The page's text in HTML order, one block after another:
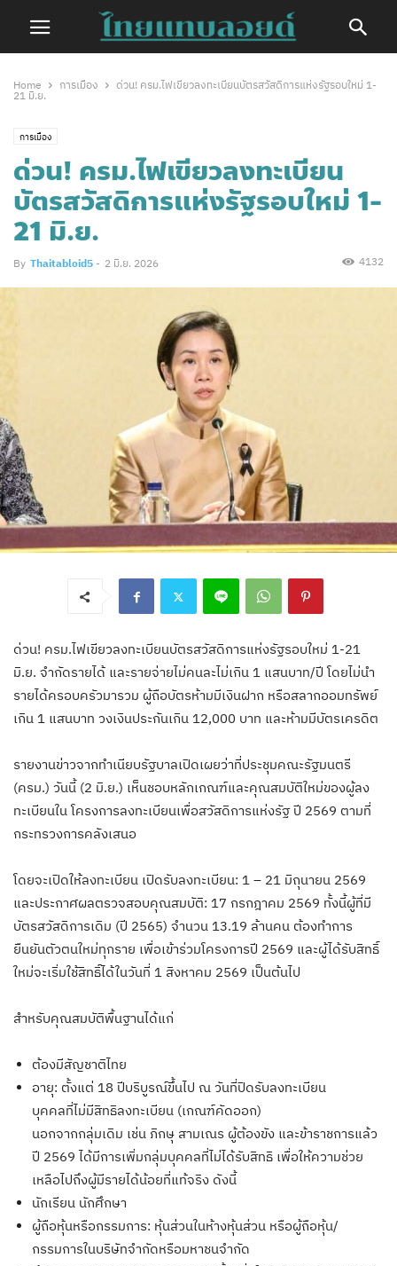
Home การเมือง
ด่วน! ครม.ไฟเขียวลงทะเบียนบัตรสวัสดิการแห่งรัฐรอบใหม่ 1-
21 มิ.ย.
การเมือง
ด่วน! ครม.ไฟเขียวลงทะเบียน
บัตรสวัสดิการแห่งรัฐรอบใหม่ 1-
21 มิ.ย.
By Thaitabloid5 - 2 มิ.ย. 2026 4132
ด่วน! ครม.ไฟเขียวลงทะเบียนบัตรสวัสดิการแห่งรัฐรอบใหม่ 1-21
มิ.ย. จำกัดรายได้ และรายจ่ายไม่คนละไม่เกิน 1 แสนบาท/ปี โดยไม่นำ
รายได้ครอบครัวมารวม ผู้ถือบัตรห้ามมีเงินฝาก หรือสลากออมทรัพย์
เกิน 1 แสนบาท วงเงินประกันเกิน 12,000 บาท และห้ามมีบัตรเครดิต
รายงานข่าวจากทำเนียบรัฐบาลเปิดเผยว่าที่ประชุมคณะรัฐมนตรี
(ครม.) วันนี้ (2 มิ.ย.) เห็นชอบหลักเกณฑ์และคุณสมบัติใหม่ของผู้ลง
ทะเบียนใน โครงการลงทะเบียนเพื่อสวัสดิการแห่งรัฐ ปี 2569 ตามที่
กระทรวงการคลังเสนอ
โดยจะเปิดให้ลงทะเบียน เปิดรับลงทะเบียน: 1 – 21 มิถุนายน 2569
และประกาศผลตรวจสอบคุณสมบัติ: 17 กรกฎาคม 2569 ทั้งนี้ผู้ที่มี
บัตรสวัสดิการเดิม (ปี 2565) จำนวน 13.19 ล้านคน ต้องทำการ
ยืนยันตัวตนใหม่ทุกราย เพื่อเข้าร่วมโครงการปี 2569 และผู้ได้รับสิทธิ์
ใหม่จะเริ่มใช้สิทธิ์ได้ในวันที่ 1 สิงหาคม 2569 เป็นต้นไป
สำหรับคุณสมบัติพื้นฐานได้แก่
ต้องมีสัญชาติไทย
อายุ: ตั้งแต่ 18 ปีบริบูรณ์ขึ้นไป ณ วันที่ปิดรับลงทะเบียน
บุคคลที่ไม่มีสิทธิลงทะเบียน (เกณฑ์คัดออก)
นอกจากกลุ่มเดิม เช่น ภิกษุ สามเณร ผู้ต้องขัง และข้าราชการแล้ว
ปี 2569 ได้มีการเพิ่มกลุ่มบุคคลที่ไม่ได้รับสิทธิ เพื่อให้ความช่วย
เหลือไปถึงผู้มีรายได้น้อยที่แท้จริง ดังนี้
นักเรียน นักศึกษา
ผู้ถือหุ้นหรือกรรมการ: หุ้นส่วนในห้างหุ้นส่วน หรือผู้ถือหุ้น/
กรรมการในบริษัทจำกัดหรือมหาชนจำกัด